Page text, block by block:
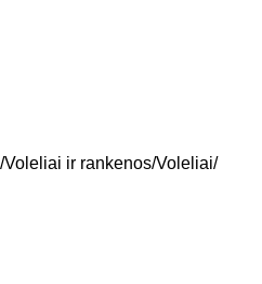
Voleliai ir rankenos Voleliai